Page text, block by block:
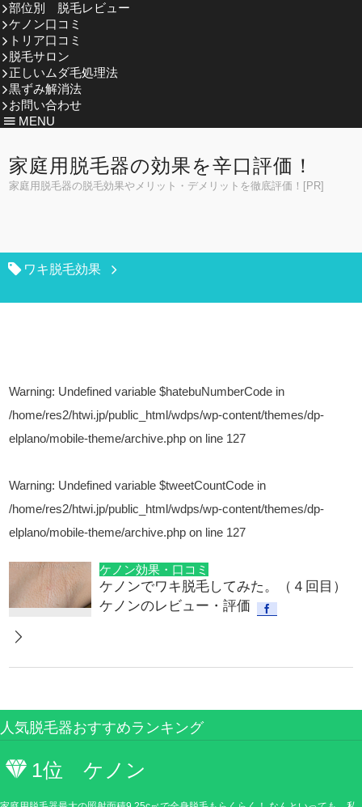
部位別 脱毛レビュー
ケノン口コミ
トリア口コミ
脱毛サロン
正しいムダ毛処理法
黒ずみ解消法
お問い合わせ
MENU
家庭用脱毛器の効果を辛口評価！
家庭用脱毛器の脱毛効果やメリット・デメリットを徹底評価！[PR]
ワキ脱毛効果
Warning: Undefined variable $hatebuNumberCode in
/home/res2/htwi.jp/public_html/wdps/wp-content/themes/dp-
elplano/mobile-theme/archive.php on line 127
Warning: Undefined variable $tweetCountCode in
/home/res2/htwi.jp/public_html/wdps/wp-content/themes/dp-
elplano/mobile-theme/archive.php on line 127
ケノン効果・口コミ
ケノンでワキ脱毛してみた。（４回目）
ケノンのレビュー・評価
人気脱毛器おすすめランキング
1位 ケノン